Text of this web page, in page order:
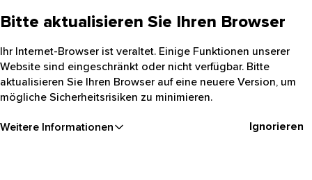
Bitte aktualisieren Sie Ihren Browser
Ihr Internet-Browser ist veraltet. Einige Funktionen unserer
Website sind eingeschränkt oder nicht verfügbar. Bitte
aktualisieren Sie Ihren Browser auf eine neuere Version, um
mögliche Sicherheitsrisiken zu minimieren.
Weitere Informationen Ignorieren